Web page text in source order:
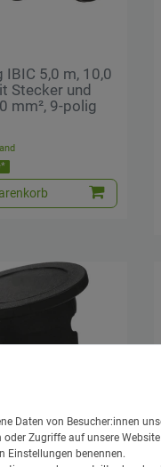
IBIC 5,0 m, 10,0
Stecker und
mm², 9-polig
Daten von Besucher:innen
Zugriffe auf unsere
Einstellungen benennen.